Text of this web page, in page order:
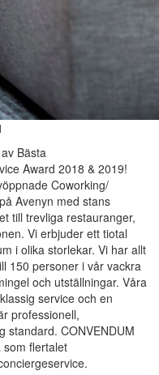
Bästa
Award 2018 & 2019!
Coworking/
Avenyn med stans
till trevliga restauranger,
Vi erbjuder ett tiotal
i olika storlekar. Vi har allt
150 personer i vår vackra
och utställningar. Våra
service och en
professionell,
standard. CONVENDUM
som flertalet